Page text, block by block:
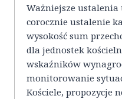
Ważniejsze
corocznie ustalenie
wysokość sum
dla jednostek
wskaźników
monitorowanie
Kościele, propozycje